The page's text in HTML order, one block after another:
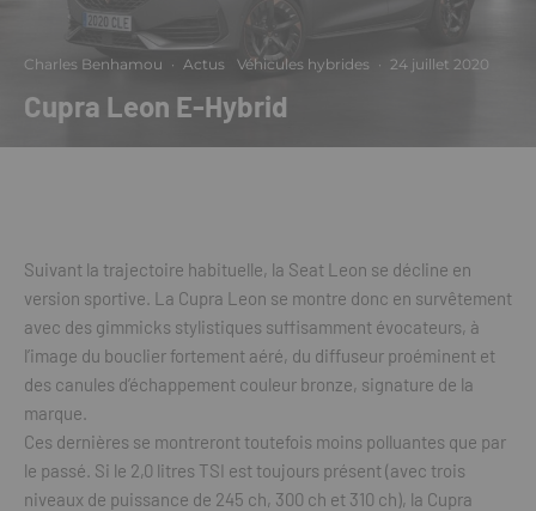
Charles Benhamou · Actus Véhicules hybrides · 24 juillet 2020
Cupra Leon E-Hybrid
Suivant la trajectoire habituelle, la Seat Leon se décline en
version sportive. La Cupra Leon se montre donc en survêtement
avec des gimmicks stylistiques suffisamment évocateurs, à
l’image du bouclier fortement aéré, du diffuseur proéminent et
des canules d’échappement couleur bronze, signature de la
marque.
Ces dernières se montreront toutefois moins polluantes que par
le passé. Si le 2,0 litres TSI est toujours présent (avec trois
niveaux de puissance de 245 ch, 300 ch et 310 ch), la Cupra